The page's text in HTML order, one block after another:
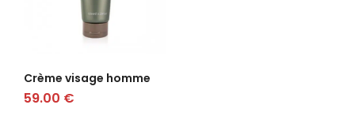
Crème visage homme
59.00 €